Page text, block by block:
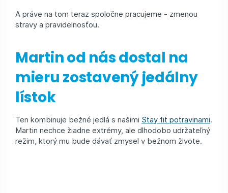
A práve na tom teraz spoločne pracujeme - zmenou
stravy a pravidelnosťou.
Martin od nás dostal na
mieru zostavený jedálny
lístok
Ten kombinuje bežné jedlá s našimi Stay fit potravinami.
Martin nechce žiadne extrémy, ale dlhodobo udržateľný
režim, ktorý mu bude dávať zmysel v bežnom živote.